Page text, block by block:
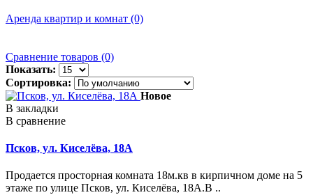
Аренда квартир и комнат (0)
Сравнение товаров (0)
Показать:
Сортировка:
Новое
В закладки
В сравнение
Псков, ул. Киселёва, 18А
Продается просторная комната 18м.кв в кирпичном доме на 5
этаже по улице Псков, ул. Киселёва, 18А.В ..